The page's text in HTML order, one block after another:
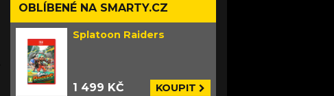
OBLÍBENÉ NA SMARTY.CZ
Splatoon Raiders
1 499 KČ KOUPIT